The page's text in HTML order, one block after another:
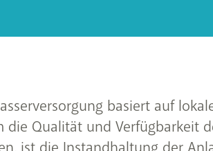
basiert auf
die Qualität und Verfügbarkeit